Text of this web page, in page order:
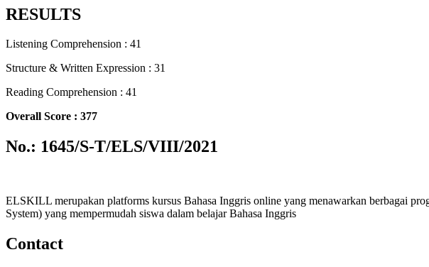
RESULTS
Listening Comprehension : 41
Structure & Written Expression : 31
Reading Comprehension : 41
Overall Score : 377
No.: 1645/S-T/ELS/VIII/2021
ELSKILL merupakan platforms kursus Bahasa Inggris online yang menawarkan berbagai
System) yang mempermudah siswa dalam belajar Bahasa Inggris
Contact